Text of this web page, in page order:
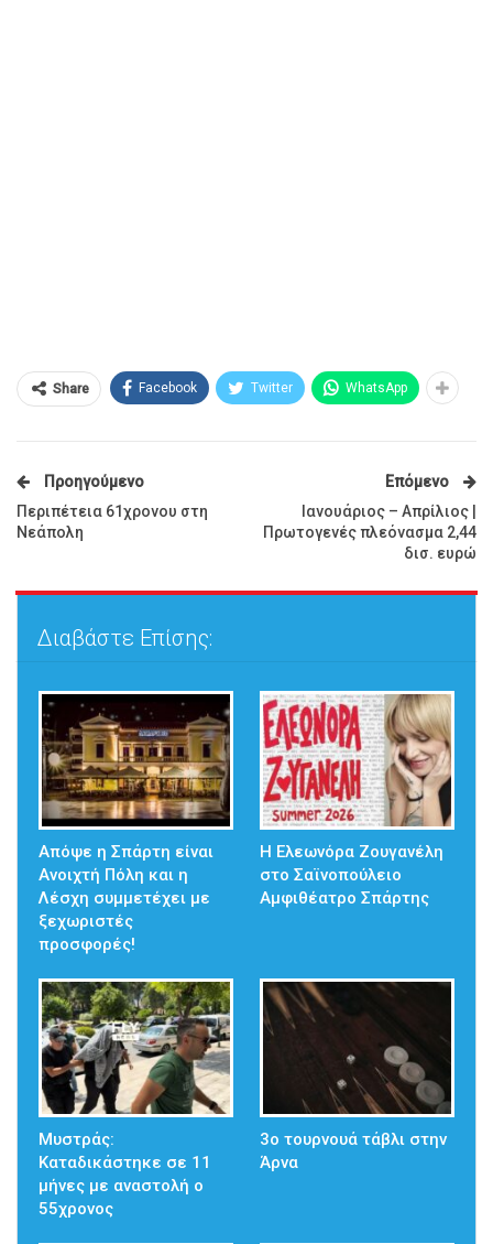
Share Facebook Twitter WhatsApp
Προηγούμενο
Περιπέτεια 61χρονου στη
Νεάπολη
Επόμενο
Ιανουάριος – Απρίλιος |
Πρωτογενές πλεόνασμα 2,44
δισ. ευρώ
Διαβάστε Επίσης:
Απόψε η Σπάρτη είναι
Ανοιχτή Πόλη και η
Λέσχη συμμετέχει με
ξεχωριστές
προσφορές!
Η Ελεωνόρα Ζουγανέλη
στο Σαϊνοπούλειο
Αμφιθέατρο Σπάρτης
Μυστράς:
Καταδικάστηκε σε 11
μήνες με αναστολή ο
55χρονος
3ο τουρνουά τάβλι στην
Άρνα